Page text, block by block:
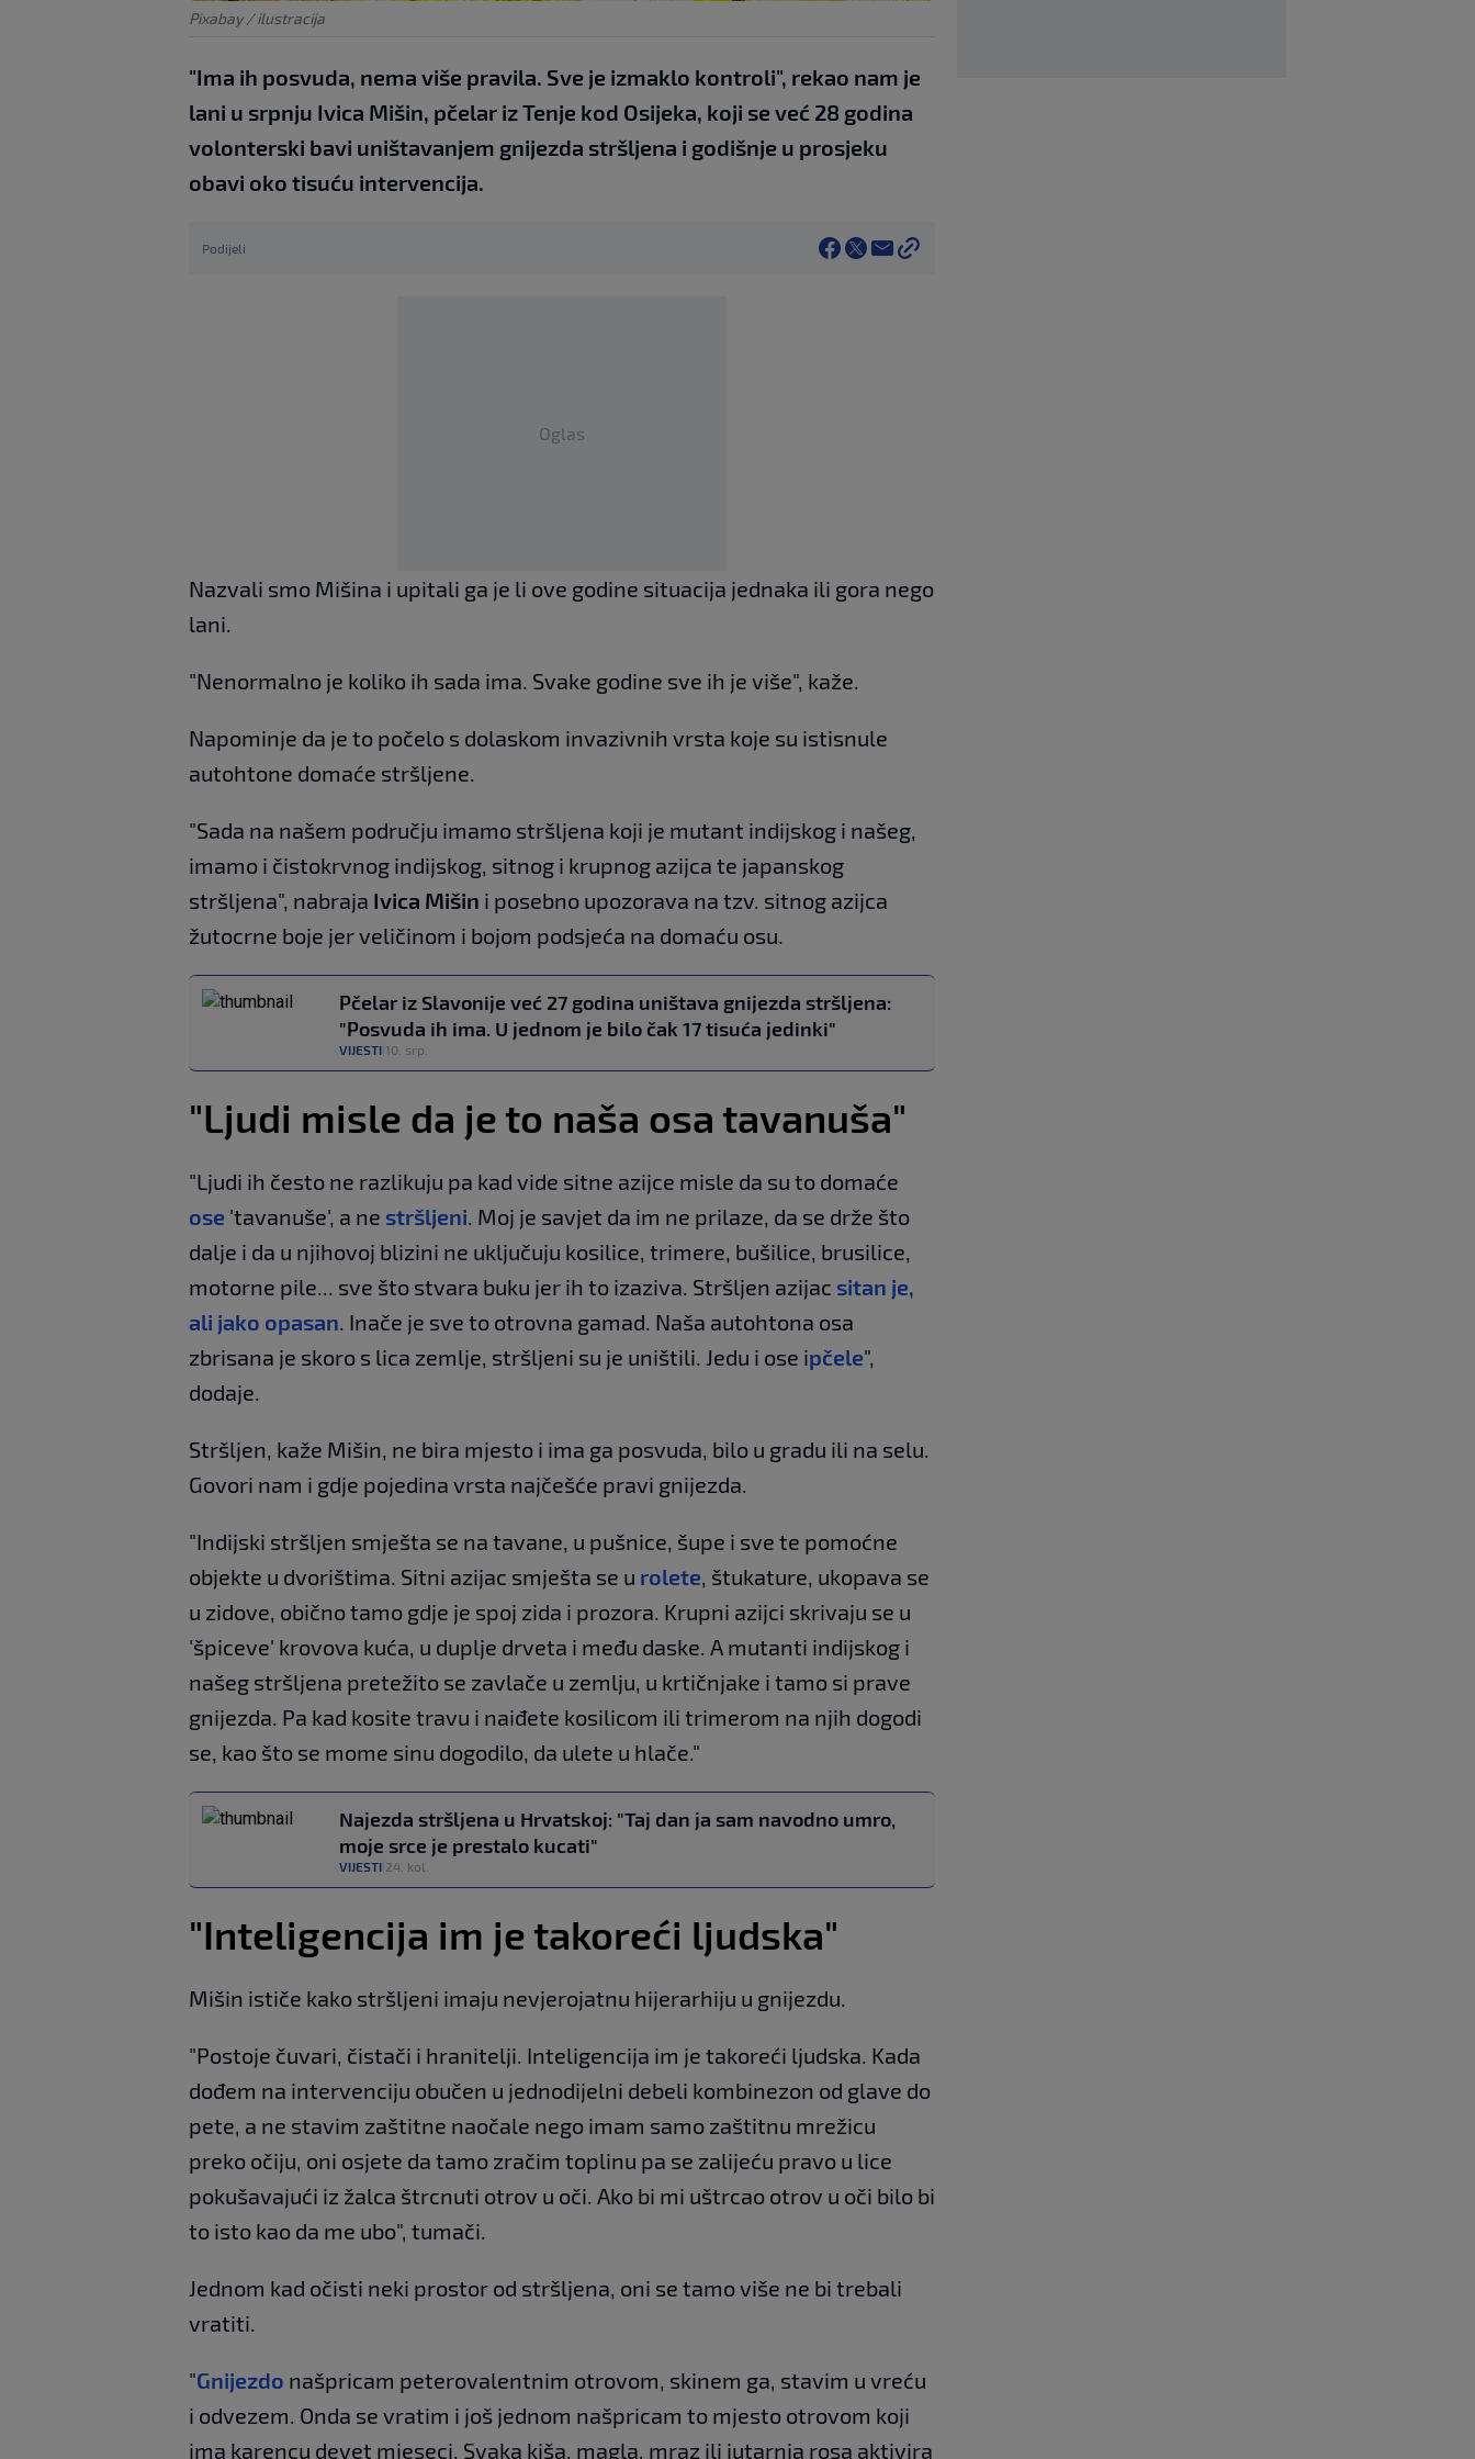
Pixabay / ilustracija
"Ima ih posvuda, nema više pravila. Sve je izmaklo kontroli", rekao nam je
lani u srpnju Ivica Mišin, pčelar iz Tenje kod Osijeka, koji se već 28 godina
volonterski bavi uništavanjem gnijezda stršljena i godišnje u prosjeku
obavi oko tisuću intervencija.
Podijeli
Oglas
Nazvali smo Mišina i upitali ga je li ove godine situacija jednaka ili gora nego
lani.
"Nenormalno je koliko ih sada ima. Svake godine sve ih je više", kaže.
Napominje da je to počelo s dolaskom invazivnih vrsta koje su istisnule
autohtone domaće stršljene.
"Sada na našem području imamo stršljena koji je mutant indijskog i našeg,
imamo i čistokrvnog indijskog, sitnog i krupnog azijca te japanskog
stršljena", nabraja Ivica Mišin i posebno upozorava na tzv. sitnog azijca
žutocrne boje jer veličinom i bojom podsjeća na domaću osu.
Pčelar iz Slavonije već 27 godina uništava gnijezda stršljena:
"Posvuda ih ima. U jednom je bilo čak 17 tisuća jedinki"
VIJESTI 10. srp.
"Ljudi misle da je to naša osa tavanuša"
"Ljudi ih često ne razlikuju pa kad vide sitne azijce misle da su to domaće
ose 'tavanuše', a ne stršljeni. Moj je savjet da im ne prilaze, da se drže što
dalje i da u njihovoj blizini ne uključuju kosilice, trimere, bušilice, brusilice,
motorne pile... sve što stvara buku jer ih to izaziva. Stršljen azijac sitan je,
ali jako opasan. Inače je sve to otrovna gamad. Naša autohtona osa
zbrisana je skoro s lica zemlje, stršljeni su je uništili. Jedu i ose ipčele",
dodaje.
Stršljen, kaže Mišin, ne bira mjesto i ima ga posvuda, bilo u gradu ili na selu.
Govori nam i gdje pojedina vrsta najčešće pravi gnijezda.
"Indijski stršljen smješta se na tavane, u pušnice, šupe i sve te pomoćne
objekte u dvorištima. Sitni azijac smješta se u rolete, štukature, ukopava se
u zidove, obično tamo gdje je spoj zida i prozora. Krupni azijci skrivaju se u
'špiceve' krovova kuća, u duplje drveta i među daske. A mutanti indijskog i
našeg stršljena pretežito se zavlače u zemlju, u krtičnjake i tamo si prave
gnijezda. Pa kad kosite travu i naiđete kosilicom ili trimerom na njih dogodi
se, kao što se mome sinu dogodilo, da ulete u hlače."
Najezda stršljena u Hrvatskoj: "Taj dan ja sam navodno umro,
moje srce je prestalo kucati"
VIJESTI 24. kol.
"Inteligencija im je takoreći ljudska"
Mišin ističe kako stršljeni imaju nevjerojatnu hijerarhiju u gnijezdu.
"Postoje čuvari, čistači i hranitelji. Inteligencija im je takoreći ljudska. Kada
dođem na intervenciju obučen u jednodijelni debeli kombinezon od glave do
pete, a ne stavim zaštitne naočale nego imam samo zaštitnu mrežicu
preko očiju, oni osjete da tamo zračim toplinu pa se zalijeću pravo u lice
pokušavajući iz žalca štrcnuti otrov u oči. Ako bi mi uštrcao otrov u oči bilo bi
to isto kao da me ubo", tumači.
Jednom kad očisti neki prostor od stršljena, oni se tamo više ne bi trebali
vratiti.
"Gnijezdo našpricam peterovalentnim otrovom, skinem ga, stavim u vreću
i odvezem. Onda se vratim i još jednom našpricam to mjesto otrovom koji
ima karencu devet mjeseci. Svaka kiša, magla, mraz ili jutarnja rosa aktivira